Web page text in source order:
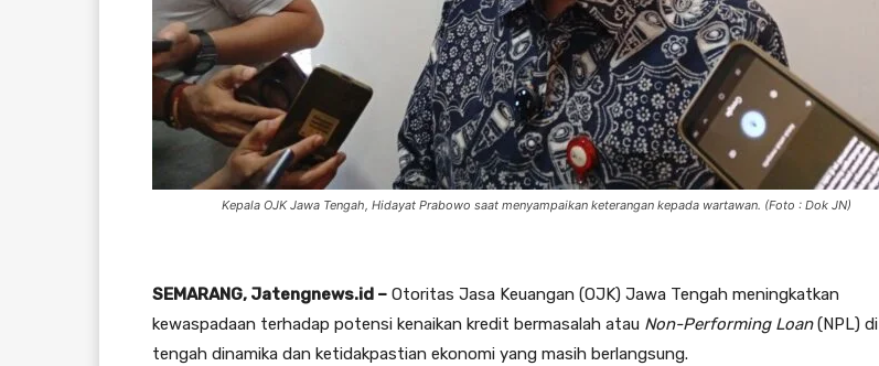
Kepala OJK Jawa Tengah, Hidayat Prabowo saat menyampaikan keterangan kepada wartawan. (Foto : Dok JN)
SEMARANG, Jatengnews.id – Otoritas Jasa Keuangan (OJK) Jawa Tengah meningkatkan
kewaspadaan terhadap potensi kenaikan kredit bermasalah atau Non-Performing Loan(NPL) di
tengah dinamika dan ketidakpastian ekonomi yang masih berlangsung.